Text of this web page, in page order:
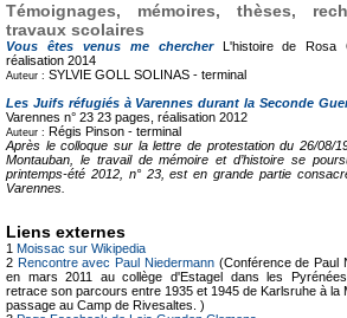
Témoignages, mémoires, thèses,
travaux scolaires
Vous êtes venus me chercherL'histoire de Rosa
réalisation 2014
Auteur : SYLVIE GOLL SOLINAS - terminal
Les Juifs réfugiés à Varennes durant la Seconde
Varennes n° 23 23 pages, réalisation 2012
Auteur : Régis Pinson - terminal
Après le colloque sur la lettre de protestation du 26/08/
Montauban, le travail de mémoire et d’histoire se
printemps-été 2012, n° 23, est en grande partie
Varennes.
Liens externes
1 Moissac sur Wikipedia
2 Rencontre avec Paul Niedermann(Conférence de Paul
en mars 2011 au collège d'Estagel dans les
retrace son parcours entre 1935 et 1945 de Karlsruhe à la
passage au Camp de Rivesaltes. )